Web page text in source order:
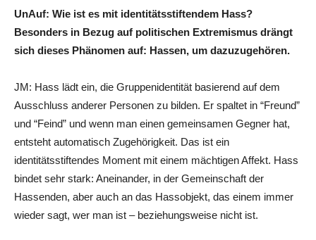
UnAuf: Wie ist es mit identitätsstiftendem Hass?
Besonders in Bezug auf politischen Extremismus drängt
sich dieses Phänomen auf: Hassen, um dazuzugehören.
JM: Hass lädt ein, die Gruppenidentität basierend auf dem
Ausschluss anderer Personen zu bilden. Er spaltet in “Freund”
und “Feind” und wenn man einen gemeinsamen Gegner hat,
entsteht automatisch Zugehörigkeit. Das ist ein
identitätsstiftendes Moment mit einem mächtigen Affekt. Hass
bindet sehr stark: Aneinander, in der Gemeinschaft der
Hassenden, aber auch an das Hassobjekt, das einem immer
wieder sagt, wer man ist – beziehungsweise nicht ist.